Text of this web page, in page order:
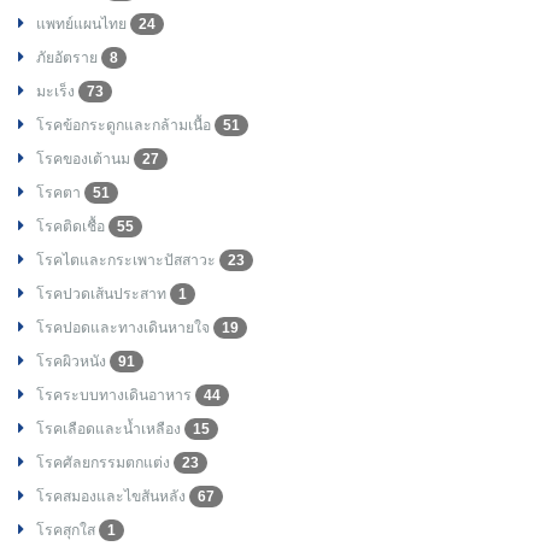
แพทย์แผนไทย
24
ภัยอัตราย
8
มะเร็ง
73
โรคข้อกระดูกและกล้ามเนื้อ
51
โรคของเต้านม
27
โรคตา
51
โรคติดเชื้อ
55
โรคไตและกระเพาะปัสสาวะ
23
โรคปวดเส้นประสาท
1
โรคปอดและทางเดินหายใจ
19
โรคผิวหนัง
91
โรคระบบทางเดินอาหาร
44
โรคเลือดและน้ำเหลือง
15
โรคศัลยกรรมตกแต่ง
23
โรคสมองและไขสันหลัง
67
โรคสุกใส
1